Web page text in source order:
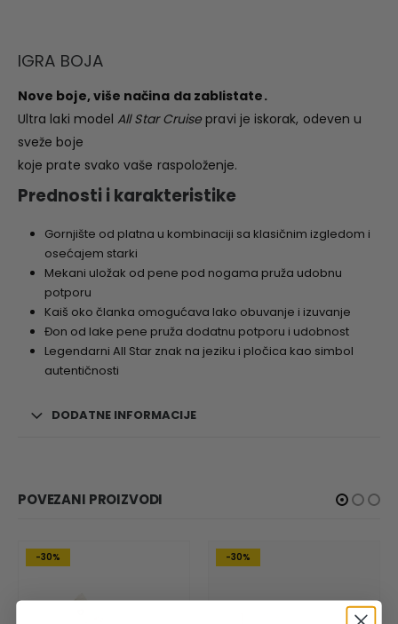
IGRA BOJA
Nove boje, više načina da zablistate.
Ultra laki modelAll Star Cruise pravi je iskorak, odeven u
sveže boje
koje prate svako vaše raspoloženje.
Prednosti i karakteristike
Gornjište od platna u kombinaciji sa klasičnim izgledom i
osećajem starki
Mekani uložak od pene pod nogama pruža udobnu
potporu
Kaiš oko članka omogućava lako obuvanje i izuvanje
Đon od lake pene pruža dodatnu potporu i udobnost
Legendarni All Star znak na jeziku i pločica kao simbol
autentičnosti
DODATNE INFORMACIJE
POVEZANI PROIZVODI
-30% -30%